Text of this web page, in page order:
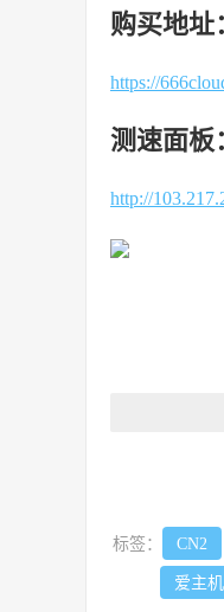
购买地址
https://
测速面板
http://
标签： CN2
爱主